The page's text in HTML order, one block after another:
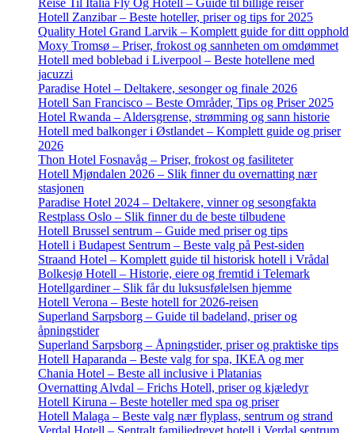
Hotell Zanzibar – Beste hoteller, priser og tips for 2025
Quality Hotel Grand Larvik – Komplett guide for ditt opphold
Moxy Tromsø – Priser, frokost og sannheten om omdømmet
Hotell med boblebad i Liverpool – Beste hotellene med
jacuzzi
Paradise Hotel – Deltakere, sesonger og finale 2026
Hotell San Francisco – Beste Områder, Tips og Priser 2025
Hotel Rwanda – Aldersgrense, strømming og sann historie
Hotell med balkonger i Østlandet – Komplett guide og priser
2026
Thon Hotel Fosnavåg – Priser, frokost og fasiliteter
Hotell Mjøndalen 2026 – Slik finner du overnatting nær
stasjonen
Paradise Hotel 2024 – Deltakere, vinner og sesongfakta
Restplass Oslo – Slik finner du de beste tilbudene
Hotell Brussel sentrum – Guide med priser og tips
Hotell i Budapest Sentrum – Beste valg på Pest-siden
Straand Hotel – Komplett guide til historisk hotell i Vrådal
Bolkesjø Hotell – Historie, eiere og fremtid i Telemark
Hotellgardiner – Slik får du luksusfølelsen hjemme
Hotell Verona – Beste hotell for 2026-reisen
Superland Sarpsborg – Guide til badeland, priser og
åpningstider
Superland Sarpsborg – Åpningstider, priser og praktiske tips
Hotell Haparanda – Beste valg for spa, IKEA og mer
Chania Hotel – Beste all inclusive i Platanias
Overnatting Alvdal – Frichs Hotell, priser og kjæledyr
Hotell Kiruna – Beste hoteller med spa og priser
Hotell Malaga – Beste valg nær flyplass, sentrum og strand
Verdal Hotell – Sentralt familiedrevet hotell i Verdal sentrum